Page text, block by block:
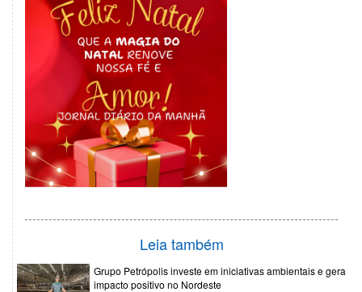
Leia também
Grupo Petrópolis investe em iniciativas ambientais e gera
impacto positivo no Nordeste